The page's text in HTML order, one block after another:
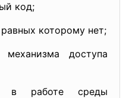
код;
которому нет;
доступа
в работе среды